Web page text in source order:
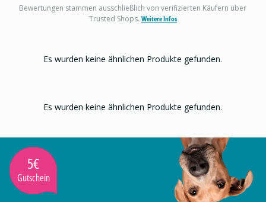
Bewertungen stammen ausschließlich von verifizierten Käufern über
Trusted Shops. Weitere Infos
Es wurden keine ähnlichen Produkte gefunden.
Es wurden keine ähnlichen Produkte gefunden.
5€
Gutschein